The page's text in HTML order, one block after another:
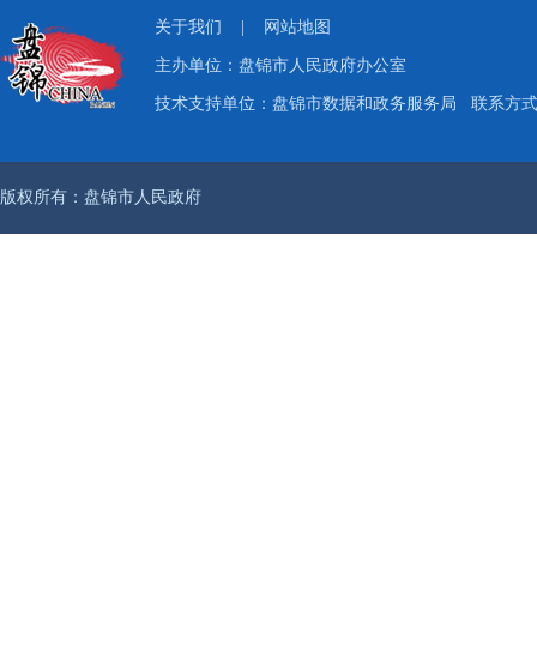
关于我们 网站地图
主办单位：盘锦市人民政府办公室
技术支持单位：盘锦市数据和政务服务局 联系方
版权所有：盘锦市人民政府